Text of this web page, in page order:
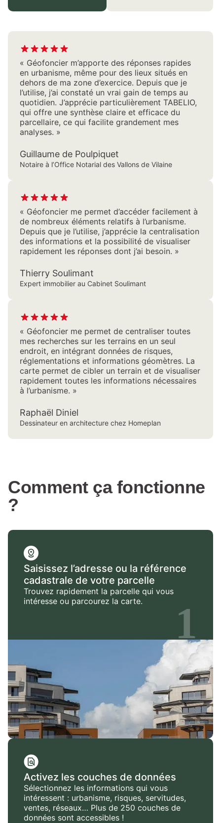
« Géofoncier m’apporte des réponses rapides
en urbanisme, même pour des lieux situés en
dehors de ma zone d’exercice. Depuis que je
l’utilise, j’ai constaté un vrai gain de temps au
quotidien. J’apprécie particulièrement TABELIO,
qui offre une synthèse claire et efficace du
parcellaire, ce qui facilite grandement mes
analyses. »
Guillaume de Poulpiquet
Notaire à l’Office Notarial des Vallons de Vilaine
« Géofoncier me permet d’accéder facilement à
de nombreux éléments relatifs à l’urbanisme.
Depuis que je l’utilise, j’apprécie la centralisation
des informations et la possibilité de visualiser
rapidement les réponses dont j’ai besoin. »
Thierry Soulimant
Expert immobilier au Cabinet Soulimant
« Géofoncier me permet de centraliser toutes
mes recherches sur les terrains en un seul
endroit, en intégrant données de risques,
réglementations et informations géomètres. La
carte permet de cibler un terrain et de visualiser
rapidement toutes les informations nécessaires
à l’urbanisme. »
Raphaël Diniel
Dessinateur en architecture chez Homeplan
Comment ça fonctionne
?
Saisissez l’adresse ou la référence
cadastrale de votre parcelle
Trouvez rapidement la parcelle qui vous
intéresse ou parcourez la carte.
Activez les couches de données
Sélectionnez les informations qui vous
intéressent : urbanisme, risques, servitudes,
ventes, réseaux… Plus de 250 couches de
données sont accessibles !